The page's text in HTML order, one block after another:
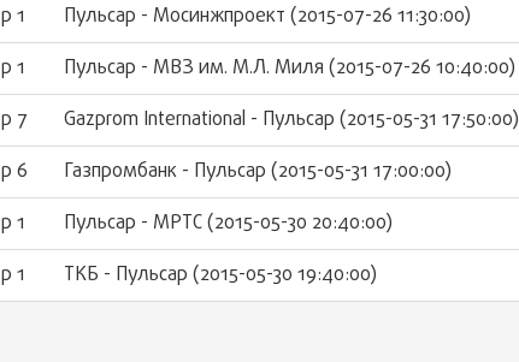
1 Пульсар - Мосинжпроект (2015-07-26 11:30:00)
1 Пульсар - МВЗ им. М.Л. Миля (2015-07-26 10:40:00)
7 Gazprom International - Пульсар (2015-05-31 17:50:00)
6 Газпромбанк - Пульсар (2015-05-31 17:00:00)
1 Пульсар - МРТС (2015-05-30 20:40:00)
1 ТКБ - Пульсар (2015-05-30 19:40:00)